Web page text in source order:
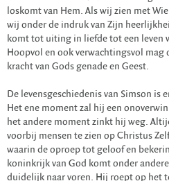
loskomt van Hem. Als wij zien met
wij onder de indruk van Zijn
komt tot uiting in liefde tot een leven
Hoopvol en ook verwachtingsvol mag
kracht van Gods genade en Geest.
De levensgeschiedenis van Simson is
Het ene moment zal hij een
het andere moment zinkt hij weg.
voorbij mensen te zien op Christus
waarin de oproep tot geloof en
koninkrijk van God komt onder
duidelijk naar voren. Hij roept op het